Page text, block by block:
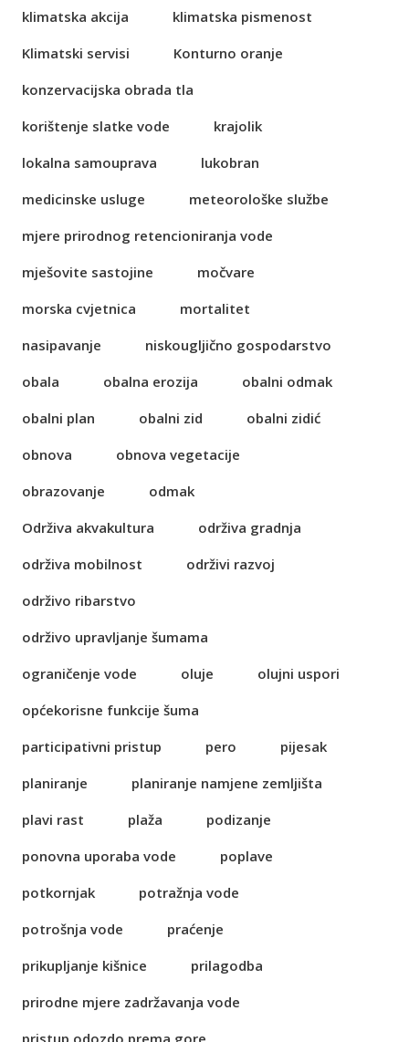
klimatska akcija
klimatska pismenost
Klimatski servisi
Konturno oranje
konzervacijska obrada tla
korištenje slatke vode
krajolik
lokalna samouprava
lukobran
medicinske usluge
meteorološke službe
mjere prirodnog retencioniranja vode
mješovite sastojine
močvare
morska cvjetnica
mortalitet
nasipavanje
niskougljično gospodarstvo
obala
obalna erozija
obalni odmak
obalni plan
obalni zid
obalni zidić
obnova
obnova vegetacije
obrazovanje
odmak
Održiva akvakultura
održiva gradnja
održiva mobilnost
održivi razvoj
održivo ribarstvo
održivo upravljanje šumama
ograničenje vode
oluje
olujni uspori
općekorisne funkcije šuma
participativni pristup
pero
pijesak
planiranje
planiranje namjene zemljišta
plavi rast
plaža
podizanje
ponovna uporaba vode
poplave
potkornjak
potražnja vode
potrošnja vode
praćenje
prikupljanje kišnice
prilagodba
prirodne mjere zadržavanja vode
pristup odozdo prema gore